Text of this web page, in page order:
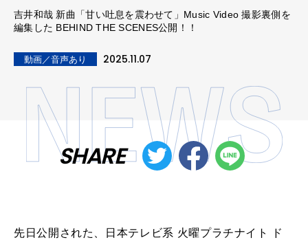
吉井和哉 新曲「甘い吐息を震わせて」Music Video 撮影裏側を
編集した BEHIND THE SCENES公開！！
動画／音声あり 2025.11.07
SHARE
先日公開された、日本テレビ系 火曜プラチナイト ド